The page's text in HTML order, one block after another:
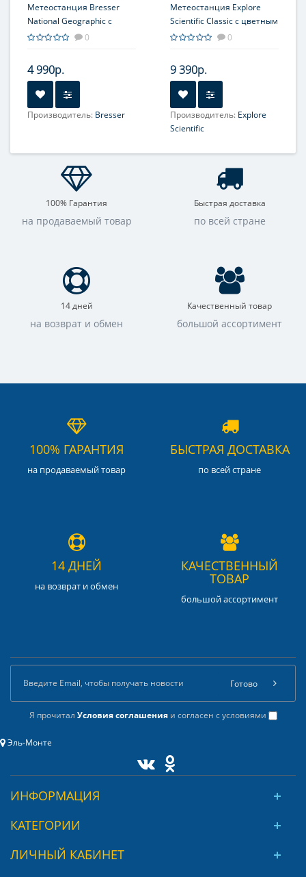
Метеостанция Bresser
National Geographic с
одним датчиком
0
4 990р.
Производитель: Bresser
Метеостанция Explore
Scientific Classic с цветным
дисплеем, черная
0
9 390р.
Производитель: Explore
Scientific
100% Гарантия
на продаваемый товар
Быстрая доставка
по всей стране
14 дней
на возврат и обмен
Качественный товар
большой ассортимент
100% ГАРАНТИЯ
на продаваемый товар
БЫСТРАЯ ДОСТАВКА
по всей стране
14 ДНЕЙ
на возврат и обмен
КАЧЕСТВЕННЫЙ
ТОВАР
большой ассортимент
Я прочитал Условия соглашенияи согласен с условиями
Готово
Эль-Монте
ИНФОРМАЦИЯ
КАТЕГОРИИ
ЛИЧНЫЙ КАБИНЕТ